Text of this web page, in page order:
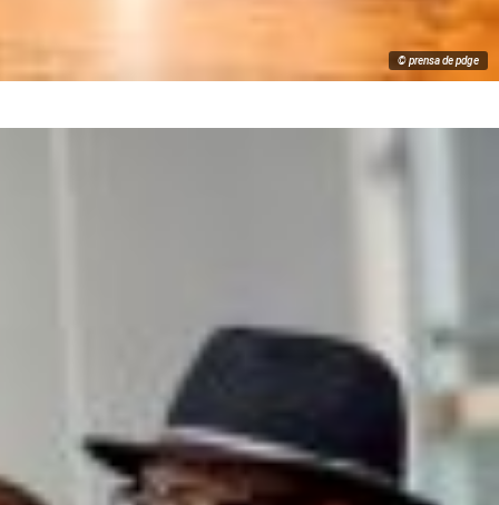
© prensa de pdge